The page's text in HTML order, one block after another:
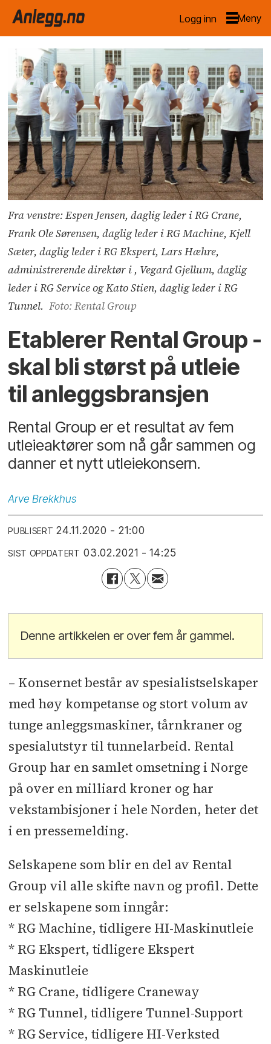
Logg inn
Fra venstre: Espen Jensen, daglig leder i RG Crane,
Frank Ole Sørensen, daglig leder i RG Machine, Kjell
Sæter, daglig leder i RG Ekspert, Lars Hæhre,
administrerende direktør i , Vegard Gjellum, daglig
leder i RG Service og Kato Stien, daglig leder i RG
Tunnel. Foto: Rental Group
Etablerer Rental Group -
skal bli størst på utleie
til anleggsbransjen
Rental Group er et resultat av fem
utleieaktører som nå går sammen og
danner et nytt utleiekonsern.
Arve Brekkhus
PUBLISERT 24.11.2020 - 21:00
SIST OPPDATERT 03.02.2021 - 14:25
Denne artikkelen er over fem år gammel.
– Konsernet består av spesialistselskaper
med høy kompetanse og stort volum av
tunge anleggsmaskiner, tårnkraner og
spesialutstyr til tunnelarbeid. Rental
Group har en samlet omsetning i Norge
på over en milliard kroner og har
vekstambisjoner i hele Norden, heter det
i en pressemelding.
Selskapene som blir en del av Rental
Group vil alle skifte navn og profil. Dette
er selskapene som inngår:
* RG Machine, tidligere HI-Maskinutleie
* RG Ekspert, tidligere Ekspert
Maskinutleie
* RG Crane, tidligere Craneway
* RG Tunnel, tidligere Tunnel-Support
* RG Service, tidligere HI-Verksted